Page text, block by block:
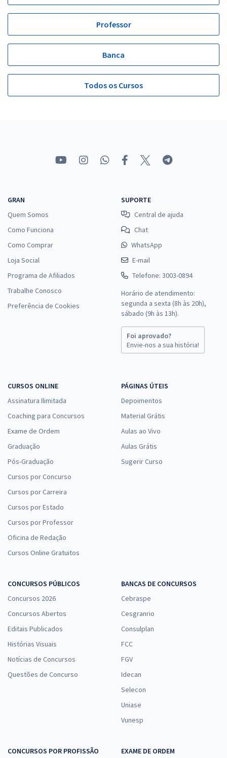
Professor
Banca
Todos os Cursos
GRAN
Quem Somos
Como Funciona
Como Comprar
Loja Social
Programa de Afiliados
Trabalhe Conosco
Preferência de Cookies
SUPORTE
Central de ajuda
Chat
WhatsApp
E-mail
Telefone: 3003-0894
Horário de atendimento:
segunda a sexta (8h às 20h),
sábado (9h às 13h).
Foi aprovado?
Envie-nos a sua história!
CURSOS ONLINE
Assinatura Ilimitada
Coaching para Concursos
Exame de Ordem
Graduação
Pós-Graduação
Cursos por Concurso
Cursos por Carreira
Cursos por Estado
Cursos por Professor
Oficina de Redação
Cursos Online Gratuitos
PÁGINAS ÚTEIS
Depoimentos
Material Grátis
Aulas ao Vivo
Aulas Grátis
Sugerir Curso
CONCURSOS PÚBLICOS
Concursos 2026
Concursos Abertos
Editais Publicados
Histórias Visuais
Notícias de Concursos
Questões de Concurso
BANCAS DE CONCURSOS
Cebraspe
Cesgranrio
Consulplan
FCC
FGV
Idecan
Selecon
Uniase
Vunesp
CONCURSOS POR PROFISSÃO EXAME DE ORDEM